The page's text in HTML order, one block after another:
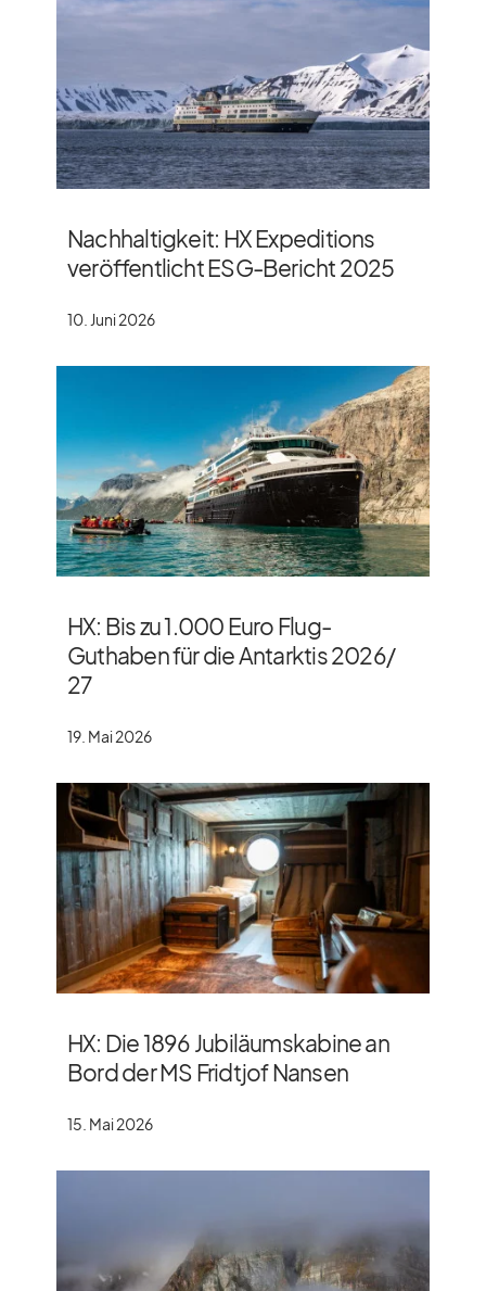
Nachhaltigkeit: HX Expeditions
veröffentlicht ESG-Bericht 2025
10. Juni 2026
HX: Bis zu 1.000 Euro Flug-
Guthaben für die Antarktis 2026/​
27
19. Mai 2026
HX: Die 1896 Jubiläumskabine an
Bord der MS Fridtjof Nansen
15. Mai 2026